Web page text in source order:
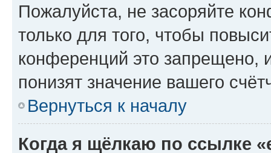
Пожалуйста, не засоряйте
только для того, чтобы
конференций это запрещено,
понизят значение вашего
Вернуться к началу
Когда я щёлкаю по ссылке